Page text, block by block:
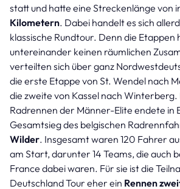
statt und hatte eine Streckenlänge von
Kilometern. Dabei handelt es sich
klassische Rundtour. Denn die Etappen
untereinander keinen räumlichen
verteilten sich über ganz
die erste Etappe von St. Wendel nach
die zweite von Kassel nach Winterberg.
Radrennen der Männer-Elite endete in
Gesamtsieg des belgischen
Wilder. Insgesamt waren 120 Fahrer
am Start, darunter 14 Teams, die auch
France dabei waren. Für sie ist die
Deutschland Tour eher ein Rennen